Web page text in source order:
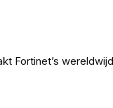
Fortinet’s